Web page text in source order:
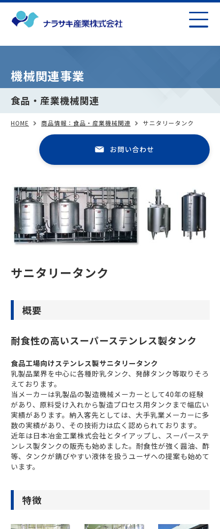
機械関連事業
食品・産業機械関連
HOME 商品情報：食品・産業機械関連 サニタリータンク
お問い合わせ
サニタリータンク
概要
耐食性の高いスーパーステンレス製タンク
食品工場向けステンレス製サニタリータンク
乳製品業界を中心に各種貯乳タンク、発酵タンク等取りそろ
えております。
当メーカーは乳製品の製造機械メーカーとして40年の経験
があり、原料受け入れから製造プロセス用タンクまで幅広い
実績があります。納入客先としては、大手乳業メーカーに多
数の実績があり、その技術力は広く認められております。
近年は日本冶金工業株式会社とタイアップし、スーパーステ
ンレス製タンクの販売も始めました。耐食性が強く醤油、酢
等、タンクが錆びやすい液体を扱うユーザへの提案も始めて
います。
特徴